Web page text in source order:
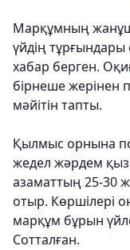
Марқұмның
үйдің тұрғындары
хабар берген.
бірнеше жерінен
мәйітін тапты.
Қылмыс орнына
жедел жәрдем
азаматтың 25-30
отыр. Көршілері
марқұм бұрын
Сотталған.